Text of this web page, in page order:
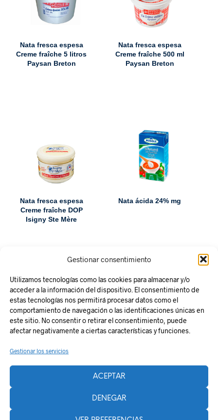
Gestionar consentimiento
Utilizamos tecnologías como las cookies para almacenar y/o
acceder a la información del dispositivo. El consentimiento de
estas tecnologías nos permitirá procesar datos como el
comportamiento de navegación o las identificaciones únicas en
este sitio. No consentir o retirar el consentimiento, puede
afectar negativamente a ciertas características y funciones.
Gestionar los servicios
ACEPTAR
DENEGAR
Nata fresca espesa
Creme fraîche 5 litros
Paysan Breton
Nata fresca espesa
Creme fraîche 500 ml
Paysan Breton
Nata fresca espesa
Creme fraîche DOP
Isigny Ste Mère
Nata ácida 24% mg
Responsabilidad Social
La Zentral